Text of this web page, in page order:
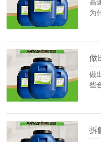
高
为
做
些